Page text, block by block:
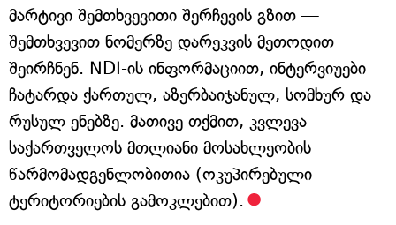
მარტივი შემთხვევითი შერჩევის გზით —
შემთხვევით ნომერზე დარეკვის მეთოდით
შეირჩნენ. NDI-ის ინფორმაციით, ინტერვიუები
ჩატარდა ქართულ, აზერბაიჯანულ, სომხურ და
რუსულ ენებზე. მათივე თქმით, კვლევა
საქართველოს მთლიანი მოსახლეობის
წარმომადგენლობითია (ოკუპირებული
ტერიტორიების გამოკლებით).